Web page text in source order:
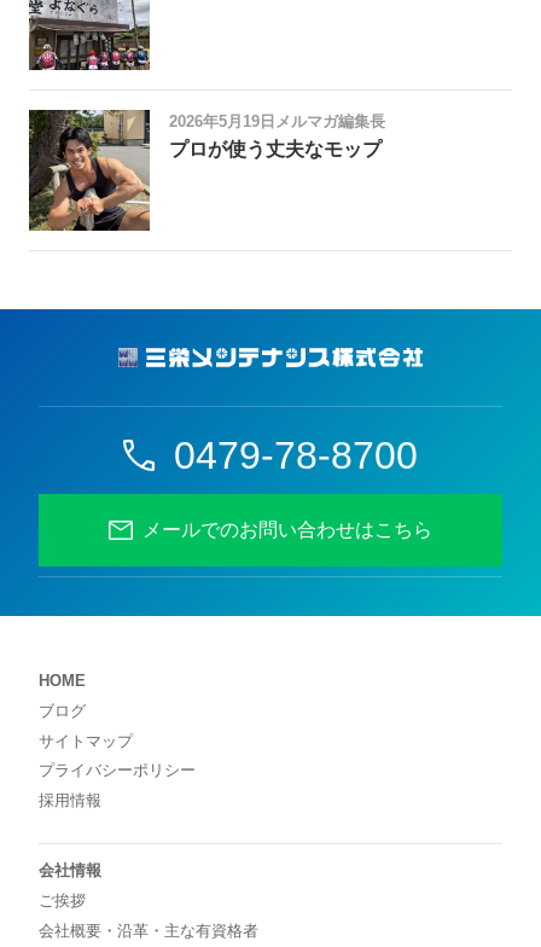
2026年5月19日 メルマガ編集長
プロが使う丈夫なモップ
0479-78-8700
メールでのお問い合わせはこちら
HOME
ブログ
サイトマップ
プライバシーポリシー
採用情報
会社情報
ご挨拶
会社概要・沿革・主な有資格者